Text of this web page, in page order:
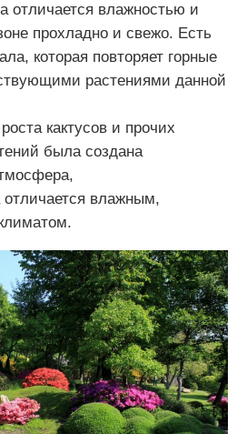
отличается влажностью и
прохладно и свежо. Есть
которая повторяет горные
растениями данной
кактусов и прочих
была создана
отличается влажным,